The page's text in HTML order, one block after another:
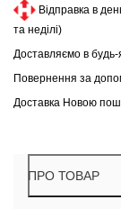
Відправка в
та неділі)
Доставляємо в будь-
Повернення за
Доставка Новою
ПРО ТОВАР